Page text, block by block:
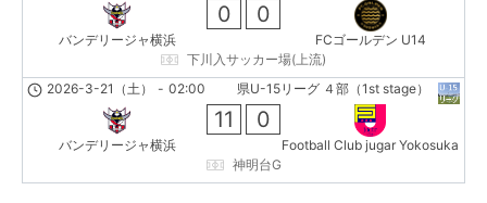
バンデリージャ横浜
0 0
FCゴールデン U14
下川入サッカー場(上流)
県U-15リーグ ４部（1st stage）
2026-3-21（土） - 02:00
バンデリージャ横浜
11 0
Football Club jugar Yokosuka
神明台G